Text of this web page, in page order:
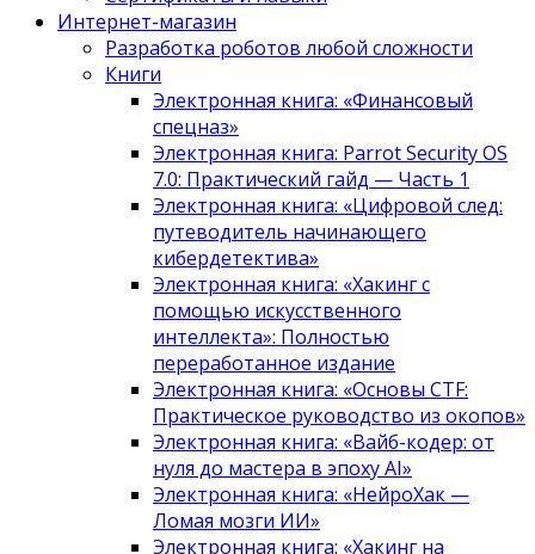
Интернет-магазин
Разработка роботов любой сложности
Книги
Электронная книга: «Финансовый
спецназ»
Электронная книга: Parrot Security OS
7.0: Практический гайд — Часть 1
Электронная книга: «Цифровой след:
путеводитель начинающего
кибердетектива»
Электронная книга: «Хакинг с
помощью искусственного
интеллекта»: Полностью
переработанное издание
Электронная книга: «Основы CTF:
Практическое руководство из окопов»
Электронная книга: «Вайб-кодер: от
нуля до мастера в эпоху AI»
Электронная книга: «НейроХак —
Ломая мозги ИИ»
Электронная книга: «Хакинг на